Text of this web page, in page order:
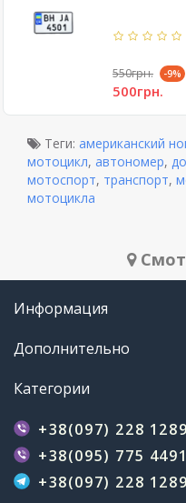
550грн. -9%
500грн.
Теги: американский
мотоцикл, автономер,
мотоспорт, транспорт,
мотоцикла
Информация
Дополнительно
Категории
+38(097) 228 1289
+38(095) 775 4491
+38(097) 228 1289